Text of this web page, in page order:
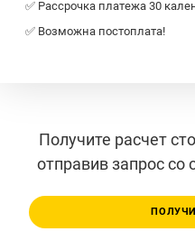
✅ Рассрочка платежа 30
✅ Возможна постоплата!
Получите расчет
отправив запрос со